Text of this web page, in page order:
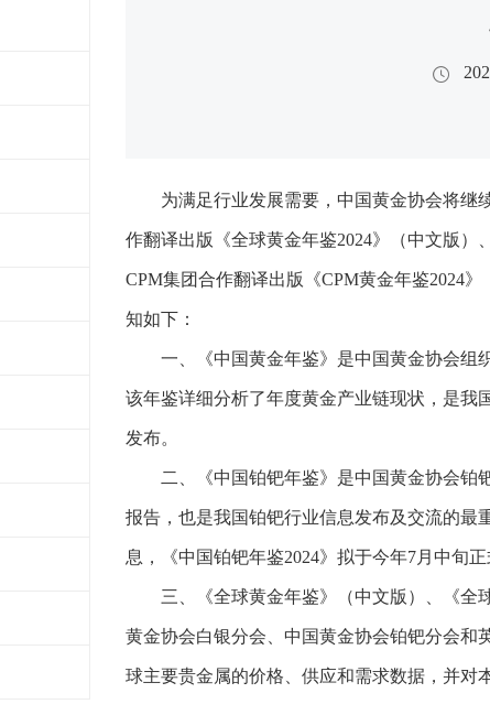
为满足行业发展需要，中国黄金协会将继
作翻译出版《全球黄金年鉴2024》（中文版）
CPM集团合作翻译出版《CPM黄金年鉴2024
知如下：
一、《中国黄金年鉴》是中国黄金协会组
该年鉴详细分析了年度黄金产业链现状，是我
发布。
二、《中国铂钯年鉴》是中国黄金协会铂
报告，也是我国铂钯行业信息发布及交流的最
息，《中国铂钯年鉴2024》拟于今年7月中旬正
三、《全球黄金年鉴》（中文版）、《全
黄金协会白银分会、中国黄金协会铂钯分会和
球主要贵金属的价格、供应和需求数据，并对